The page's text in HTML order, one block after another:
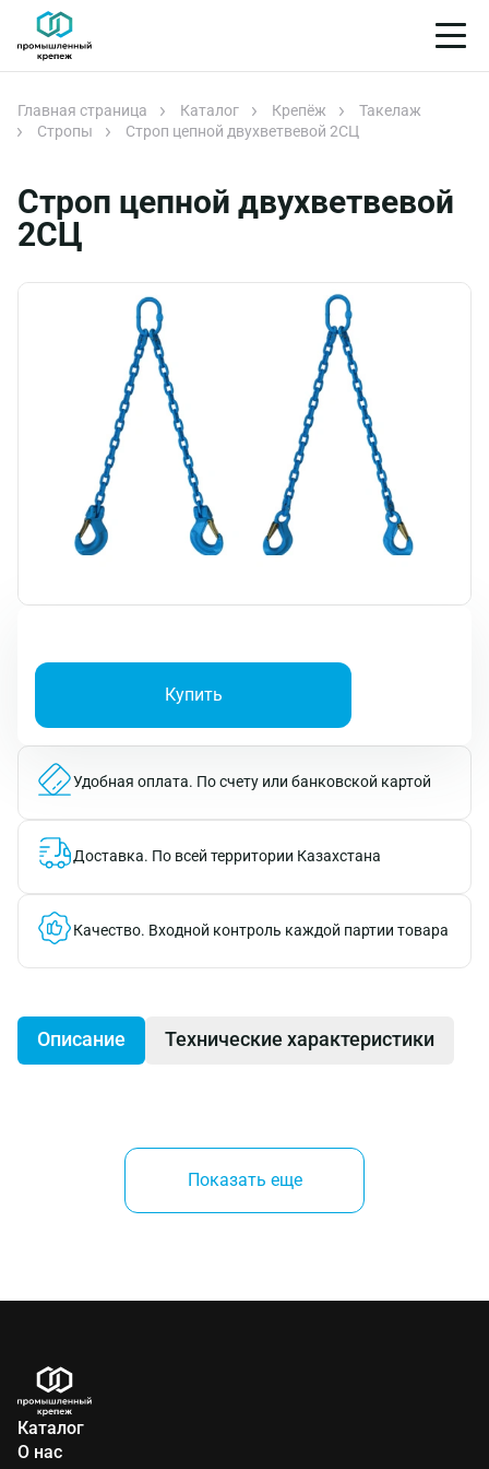
Главная страница Каталог Крепёж
Такелаж
Стропы
Строп цепной двухветвевой 2СЦ
Строп цепной двухветвевой
2СЦ
Купить
Удобная оплата. По счету или банковской картой
Доставка. По всей территории Казахстана
Качество. Входной контроль каждой партии товара
Описание Технические характеристики
На сегодняшний день строп цепной двухветвевой
2СЦ - один из самых популярных видов стропов.
Состоит их нескольких обязательных элементов.
Структура цепного стропа
стропа к крюку подъемного механизма.
Цепь. Является «телом» стропа, размер
готового изделия зависит от длины цепи.
Показать еще
Каталог
О нас